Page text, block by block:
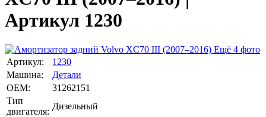
Артикул 1230
Ещё 4 фото
Артикул:
1230
Машина:
Детали
OEM:
31262151
Тип
двигателя:
Дизельный